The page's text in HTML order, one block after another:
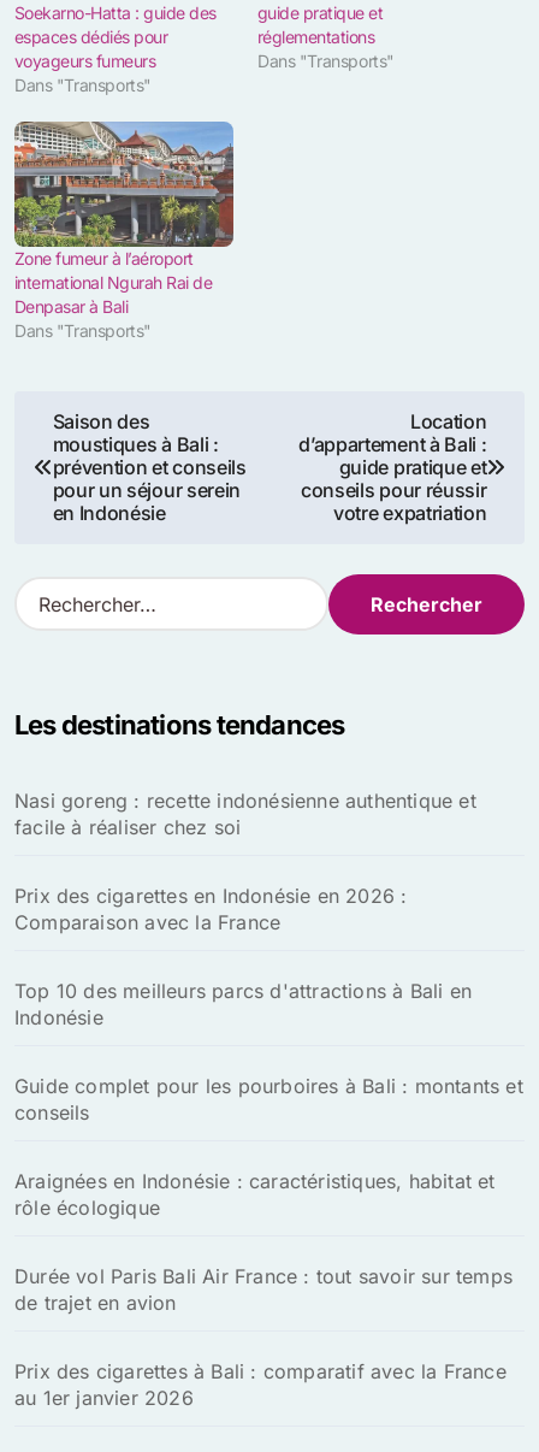
Soekarno-Hatta : guide des
espaces dédiés pour
voyageurs fumeurs
Dans "Transports"
guide pratique et
réglementations
Dans "Transports"
Zone fumeur à l’aéroport
international Ngurah Rai de
Denpasar à Bali
Dans "Transports"
Navigation
de
l’article
Saison des
moustiques à Bali :
prévention et conseils
pour un séjour serein
en Indonésie
Location
d’appartement à Bali :
guide pratique et
conseils pour réussir
votre expatriation
R
e
r
e
r
Les destinations tendances
Nasi goreng : recette indonésienne authentique et
facile à réaliser chez soi
Prix des cigarettes en Indonésie en 2026 :
Comparaison avec la France
Top 10 des meilleurs parcs d'attractions à Bali en
Indonésie
Guide complet pour les pourboires à Bali : montants et
conseils
Araignées en Indonésie : caractéristiques, habitat et
rôle écologique
Durée vol Paris Bali Air France : tout savoir sur temps
de trajet en avion
Prix des cigarettes à Bali : comparatif avec la France
au 1er janvier 2026